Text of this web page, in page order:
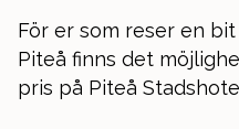
För er som reser en
Piteå finns det
pris på Piteå